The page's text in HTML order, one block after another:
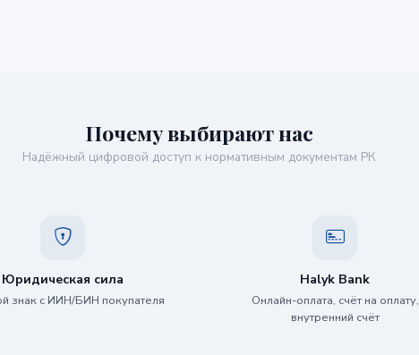
Почему выбирают нас
Надёжный цифровой доступ к нормативным документам РК
Юридическая сила
знак с ИИН/БИН покупателя
Halyk Bank
Онлайн-оплата, счёт на оплату,
внутренний счёт